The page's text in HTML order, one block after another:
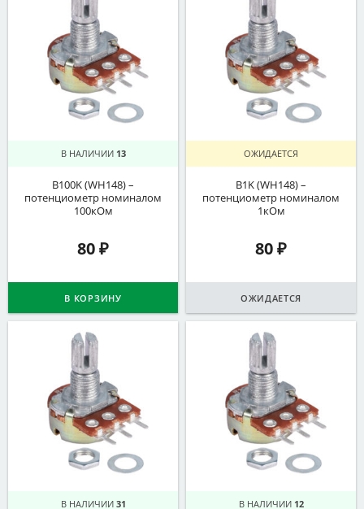
В НАЛИЧИИ 13
B100K (WH148) –
потенциометр номиналом
100кОм
80₽
В КОРЗИНУ
ОЖИДАЕТСЯ
B1K (WH148) –
потенциометр номиналом
1кОм
80₽
ОЖИДАЕТСЯ
В НАЛИЧИИ 31 В НАЛИЧИИ 12